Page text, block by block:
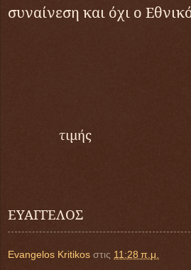
συναίνεση και όχι ο
τιμής
ΕΥΑΓΓΕΛΟΣ
Evangelos Kritikos στις 11:28 π.μ.